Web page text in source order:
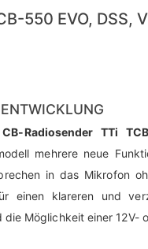
550 EVO, DSS,
Radiosender TTi
mehrere neue
in das Mikrofon
einen klareren und
die Möglichkeit einer 12V-